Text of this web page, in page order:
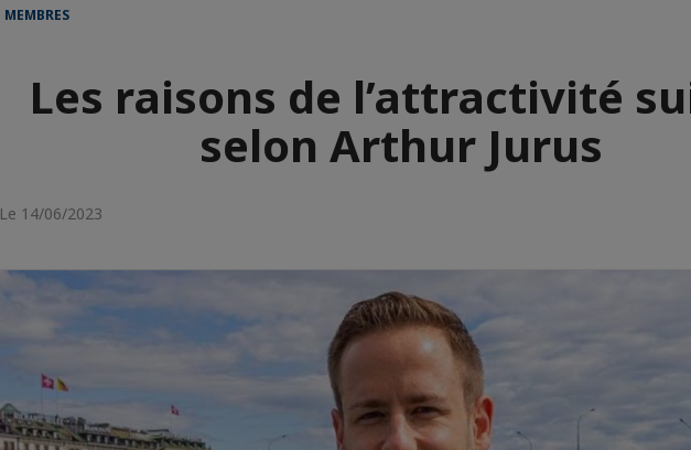
MEMBRES
Les raisons de l’attractivité
selon Arthur Jurus
Le 14/06/2023